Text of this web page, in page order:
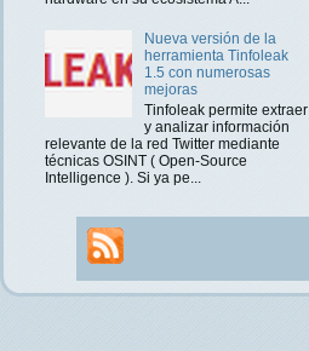
Nueva versión de la
herramienta Tinfoleak
1.5 con numerosas
mejoras
Tinfoleak permite extraer
y analizar información
relevante de la red Twitter mediante
técnicas OSINT ( Open-Source
Intelligence ). Si ya pe...